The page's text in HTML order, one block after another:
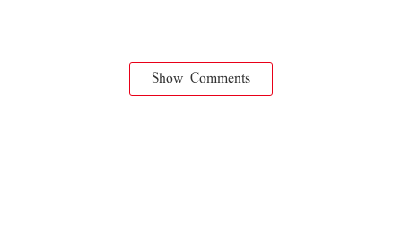
Show Comments